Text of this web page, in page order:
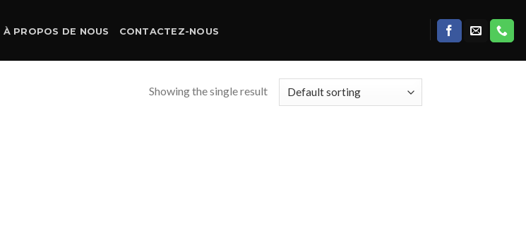
À PROPOS DE NOUS CONTACTEZ-NOUS
Showing the single result